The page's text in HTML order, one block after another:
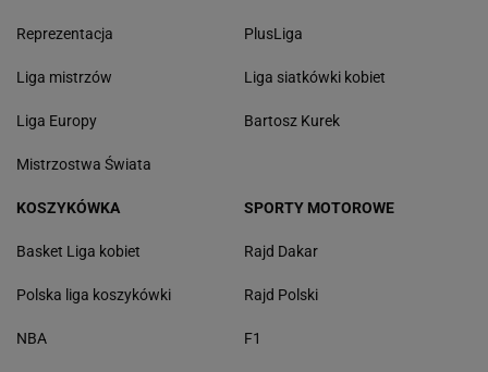
Reprezentacja
Liga mistrzów
Liga Europy
Mistrzostwa Świata
PlusLiga
Liga siatkówki kobiet
Bartosz Kurek
KOSZYKÓWKA
Basket Liga kobiet
Polska liga koszykówki
NBA
SPORTY MOTOROWE
Rajd Dakar
Rajd Polski
F1